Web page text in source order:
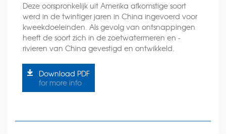
Deze oorspronkelijk uit Amerika afkomstige soort
werd in de twintiger jaren in China ingevoerd voor
kweekdoeleinden. Als gevolg van ontsnappingen
heeft de soort zich in de zoetwatermeren en -
rivieren van China gevestigd en ontwikkeld.
Download PDF
for more info